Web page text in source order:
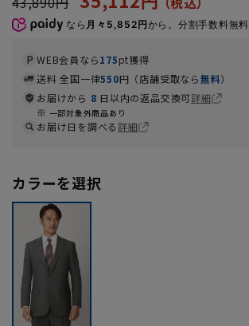
なら 月々5,852円から。分割手数料無料
WEB会員なら175pt獲得
送料 全国一律550円（店舗受取なら無料）
お届けから 8 日以内の返品交換可詳細
一部対象外商品あり
お届け日を調べる詳細
カラーを選択